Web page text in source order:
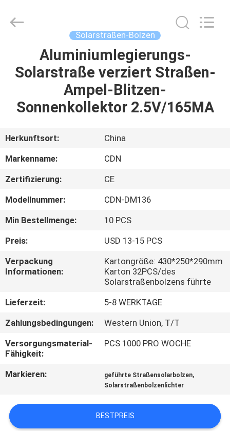
PRODUKTE
UNS
TOUR
QUALITÄTSKONTROLLE
KONTAKTIERE
UNS
NACHRICHTEN
FÄLLE
FORDERN
EIN
ANGEBOT
Ltd..
Solarstraßen-Bolzen
Aluminiumlegierungs-
Solarstraße verziert Straßen-
Ampel-Blitzen-
Sonnenkollektor 2.5V/165MA
Herkunftsort:
China
Markenname:
CDN
Zertifizierung:
CE
Modellnummer:
CDN-DM136
Min Bestellmenge:
10 PCS
Preis:
USD 13-15 PCS
Verpackung
Informationen:
Kartongröße: 430*250*290mm
Karton 32PCS/des
Solarstraßenbolzens führte
Lieferzeit:
5-8 WERKTAGE
Zahlungsbedingungen:
Western Union, T/T
Versorgungsmaterial-
Fähigkeit:
PCS 1000 PRO WOCHE
Markieren: geführte Straßensolarbolzen,
Solarstraßenbolzenlichter
BESTPREIS